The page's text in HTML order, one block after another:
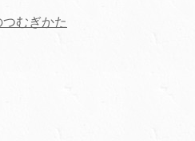
むぎかた